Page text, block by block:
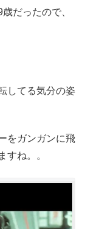
だったので、
してる気分の姿
をガンガンに飛
すね。。